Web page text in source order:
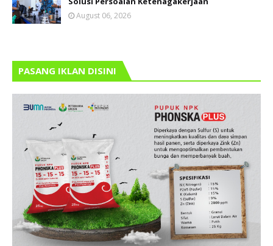
August 06, 2026
PASANG IKLAN DISINI